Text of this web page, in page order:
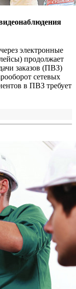
электронные
продолжает
заказов (ПВЗ)
сетевых
в ПВЗ требует